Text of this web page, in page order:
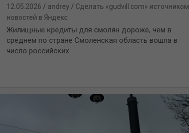
12.05.2026 andrey
Сделать «gudvill.com» источником
новостей в Яндекс
Жилищные кредиты для смолян дороже, чем в
среднем по стране Смоленская область вошла в
число российских…